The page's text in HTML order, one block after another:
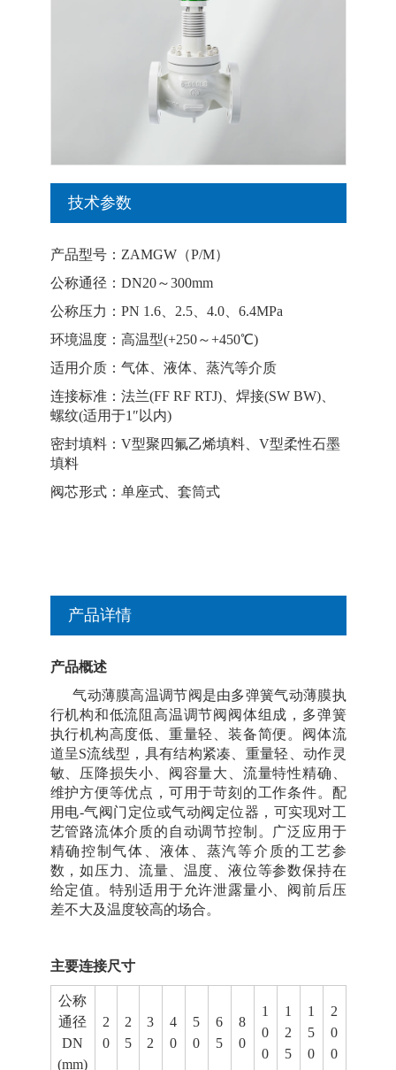
技术参数
产品型号：ZAMGW（P/M）
公称通径：DN20～300mm
公称压力：PN 1.6、2.5、4.0、6.4MPa
环境温度：高温型(+250～+450℃)
适用介质：气体、液体、蒸汽等介质
连接标准：法兰(FF RF RTJ)、焊接(SW BW)、
螺纹(适用于1″以内)
密封填料：V型聚四氟乙烯填料、V型柔性石墨
填料
阀芯形式：单座式、套筒式
产品详情
产品概述
气动薄膜高温调节阀是由多弹簧气动薄膜执
行机构和低流阻高温调节阀阀体组成，多弹簧
执行机构高度低、重量轻、装备简便。阀体流
道呈S流线型，具有结构紧凑、重量轻、动作灵
敏、压降损失小、阀容量大、流量特性精确、
维护方便等优点，可用于苛刻的工作条件。配
用电-气阀门定位或气动阀定位器，可实现对工
艺管路流体介质的自动调节控制。广泛应用于
精确控制气体、液体、蒸汽等介质的工艺参
数，如压力、流量、温度、液位等参数保持在
给定值。特别适用于允许泄露量小、阀前后压
差不大及温度较高的场合。
主要连接尺寸
公称
通径
DN
(mm)
2
0
2
5
3
2
4
0
5
0
6
5
8
0
1
0
0
1
2
5
1
5
0
2
0
0